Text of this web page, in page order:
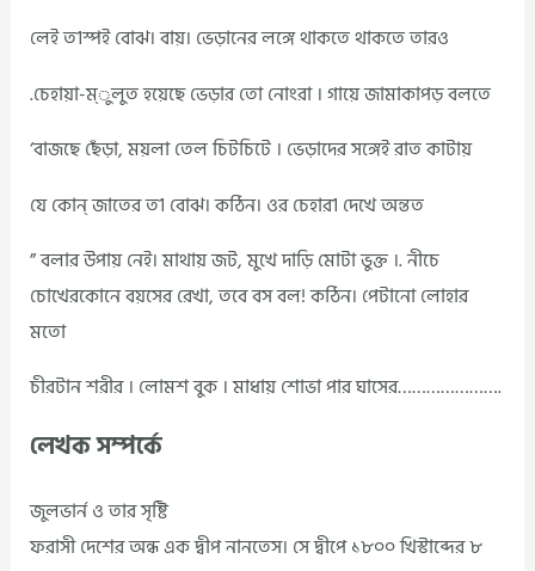
লেই ত1স্পই বোঝ। বায়। ভেড়ানের লঙ্গে থাকতে থাকতে তারও
.চেহায়া-ম্ুলুত হয়েছে ভেড়ার তো নোংরা । গায়ে জামাকাপড় বলতে
‘বাজছে ছেঁড়া, ময়লা তেল চিটচিটে । ভেড়াদের সঙ্গেই রাত কাটায়
যে কোন্‌ জাতের ত1 বোঝ। কঠিন। ওর চেহার1 দেখে অন্তত
” বলার উপায় নেই। মাথায় জট, মুখে দাড়ি মোটা ভুক্ত ।. নীচে
চোখেরকোনে বয়সের রেখা, তবে বস বল! কঠিন। পেটানো লোহার
মতো
চীরটান শরীর । লোমশ বুক । মাধায় শোভা পার ঘাসের………………….
লেখক সম্পর্কে
জুলভার্ন ও তার সৃষ্টি
ফরাসী দেশের অন্ধ এক দ্বীপ নানতেস। সে দ্বীপে ১৮০০ খিস্টাব্দের ৮